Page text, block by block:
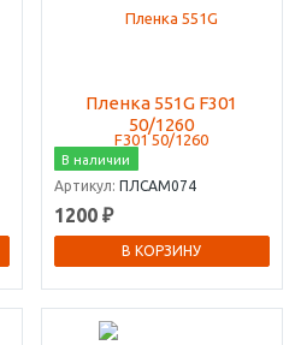
Пленка 551G F301
50/1260
В наличии
Артикул: ПЛСАМ074
1200 ₽
В КОРЗИНУ